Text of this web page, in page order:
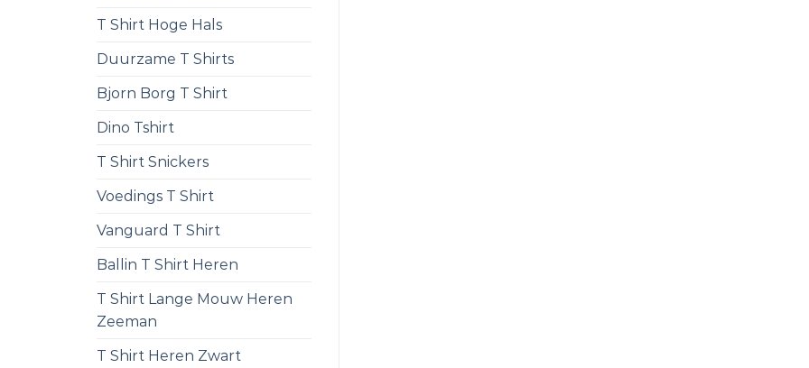
T Shirt Hoge Hals
Duurzame T Shirts
Bjorn Borg T Shirt
Dino Tshirt
T Shirt Snickers
Voedings T Shirt
Vanguard T Shirt
Ballin T Shirt Heren
T Shirt Lange Mouw Heren
Zeeman
T Shirt Heren Zwart